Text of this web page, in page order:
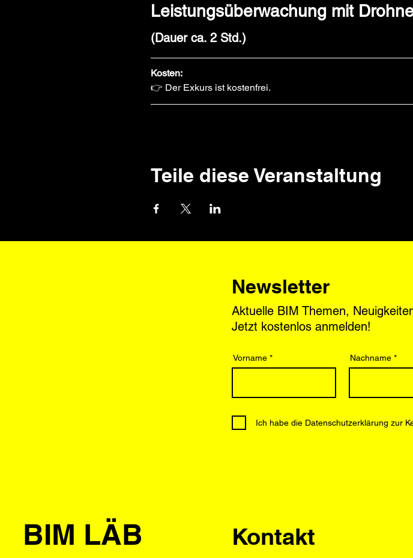
Leistungsüberwachung mit
(Dauer ca. 2 Std.)
Kosten:
👉 Der Exkurs ist kostenfrei.
Teile diese Veranstaltung
Newsletter
Aktuelle BIM Themen,
Jetzt kostenlos anmelden!
Vorname Nachname
Ich habe die Datenschutzerklärung zur
BIM LÄB Kontakt